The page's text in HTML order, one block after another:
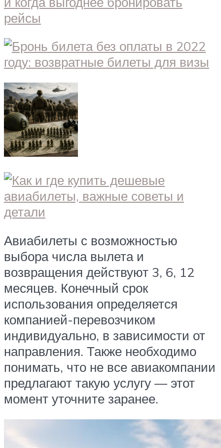
Авиабилеты с возможностью
выбора числа вылета и
возвращения действуют 3, 6, 12
месяцев. Конечный срок
использования определяется
компанией-перевозчиком
индивидуально, в зависимости от
направления. Также необходимо
понимать, что не все авиакомпании
предлагают такую услугу — этот
момент уточните заранее.